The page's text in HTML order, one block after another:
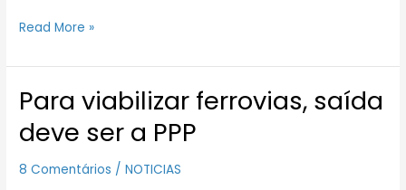
Read More »
Para viabilizar ferrovias, saída
deve ser a PPP
8 Comentários /NOTICIAS
Para
viabilizar
ferrovias,
deve